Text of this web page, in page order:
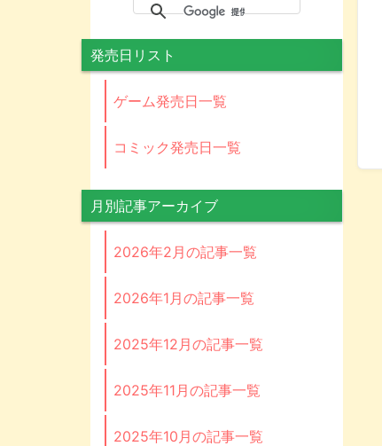
発売日リスト
ゲーム発売日一覧
コミック発売日一覧
月別記事アーカイブ
2026年2月の記事一覧
2026年1月の記事一覧
2025年12月の記事一覧
2025年11月の記事一覧
2025年10月の記事一覧